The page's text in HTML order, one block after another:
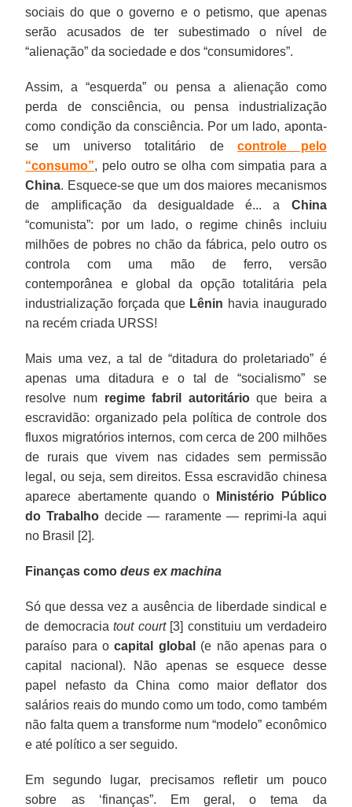
sociais do que o governo e o petismo, que apenas
serão acusados de ter subestimado o nível de
“alienação” da sociedade e dos “consumidores”.
Assim, a “esquerda” ou pensa a alienação como
perda de consciência, ou pensa industrialização
como condição da consciência. Por um lado, aponta-
se um universo totalitário decontrole pelo
“consumo”, pelo outro se olha com simpatia para a
China. Esquece-se que um dos maiores mecanismos
de amplificação da desigualdade é... a China
“comunista”: por um lado, o regime chinês incluiu
milhões de pobres no chão da fábrica, pelo outro os
controla com uma mão de ferro, versão
contemporânea e global da opção totalitária pela
industrialização forçada que Lênin havia inaugurado
na recém criada URSS!
Mais uma vez, a tal de “ditadura do proletariado” é
apenas uma ditadura e o tal de “socialismo” se
resolve num regime fabril autoritárioque beira a
escravidão: organizado pela política de controle dos
fluxos migratórios internos, com cerca de 200 milhões
de rurais que vivem nas cidades sem permissão
legal, ou seja, sem direitos. Essa escravidão chinesa
aparece abertamente quando o
Ministério Público
do Trabalho decide — raramente — reprimi-la aqui
no Brasil [2].
Finanças comodeus ex machina
Só que dessa vez a ausência de liberdade sindical e
de democraciatout court[3] constituiu um verdadeiro
paraíso para ocapital global
(e não apenas para o
capital nacional). Não apenas se esquece desse
papel nefasto da China como maior deflator dos
salários reais do mundo como um todo, como também
não falta quem a transforme num “modelo” econômico
e até político a ser seguido.
Em segundo lugar, precisamos refletir um pouco
sobre as ‘finanças”. Em geral, o tema da